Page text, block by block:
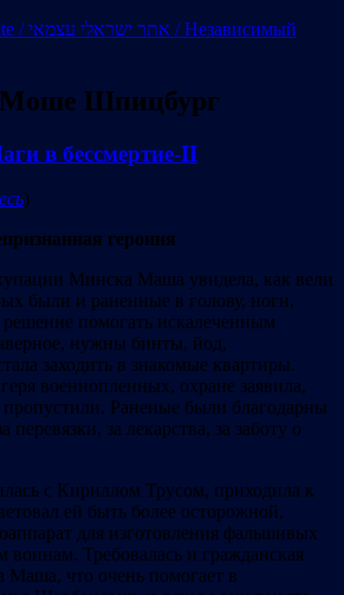
Моше Шпицбург
в бессмертие-II
)
героиня
Минска Маша увидела, как вели
были и раненные в голову, ноги,
помогать искалеченным
нужны бинты, йод,
заходить в знакомые квартиры.
военнопленных, охране заявила,
пропустили. Раненые были благодарны
перевязки, за лекарства, за заботу о
с Кириллом Трусом, приходила к
ей быть более осторожной,
для изготовления фальшивых
воинам. Требовалась и гражданская
Маша, что очень помогает в